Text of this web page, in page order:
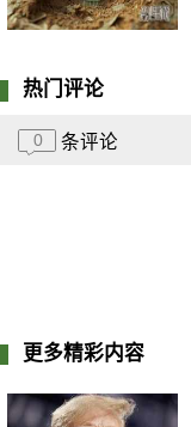
热门评论
0 条评论
更多精彩内容